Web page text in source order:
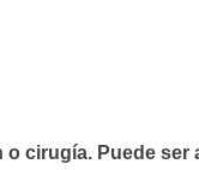
o cirugía. Puede ser